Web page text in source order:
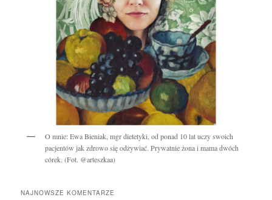
O mnie: Ewa Bieniak, mgr dietetyki, od ponad 10 lat uczy swoich
pacjentów jak zdrowo się odżywiać. Prywatnie żona i mama dwóch
córek. (Fot. @arteszkaa)
NAJNOWSZE KOMENTARZE